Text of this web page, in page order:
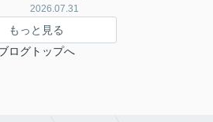
2026.07.31
もっと見る
ログトップへ